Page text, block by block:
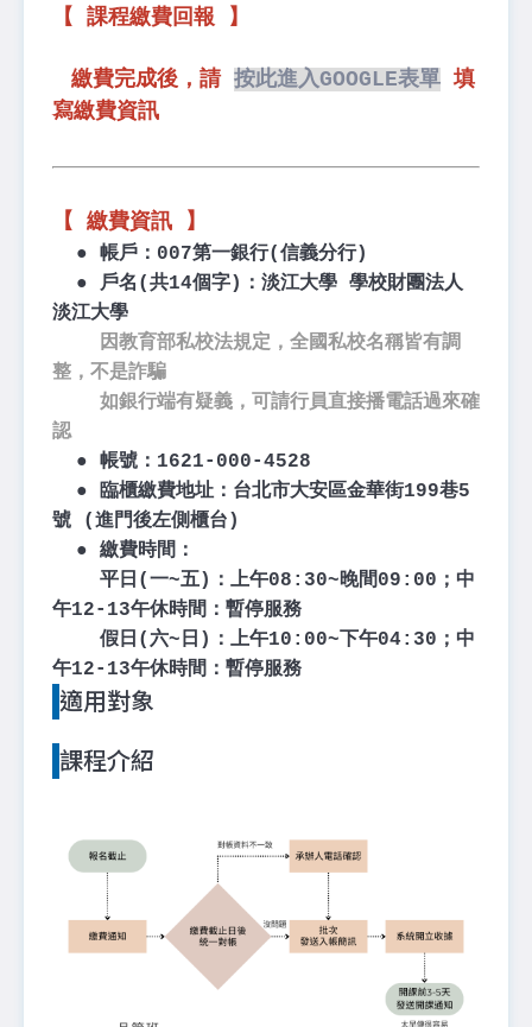
【 課程繳費回報 】
繳費完成後，請 按此進入GOOGLE表單 填
寫繳費資訊
【 繳費資訊 】
● 帳戶：007第一銀行(信義分行)
● 戶名(共14個字)：淡江大學 學校財團法人
淡江大學
因教育部私校法規定，全國私校名稱皆有調
整，不是詐騙
如銀行端有疑義，可請行員直接播電話過來確
認
● 帳號：1621-000-4528
● 臨櫃繳費地址：台北市大安區金華街199巷5
號 (進門後左側櫃台)
● 繳費時間 ：
平日(一~五)：上午08:30~晚間09:00；中
午12-13午休時間：暫停服務
假日(六~日)：上午10:00~下午04:30；中
午12-13午休時間：暫停服務
適用對象
課程介紹